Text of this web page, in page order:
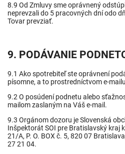
8.9 Od Zmluvy sme oprávnený
neprevzali do 5 pracovných dní odo
Tovar prevziať.
9. PODÁVANIE
9.1 Ako spotrebiteľ ste oprávnení
písomne, a to prostredníctvom e-
9.2 O posúdení podnetu alebo
mailom zaslaným na Váš e-mail.
9.3 Orgánom dozoru je Slovenská
Inšpektorát SOI pre Bratislavský kraj
21/A, P. O. BOX č. 5, 820 07
27 21 04.